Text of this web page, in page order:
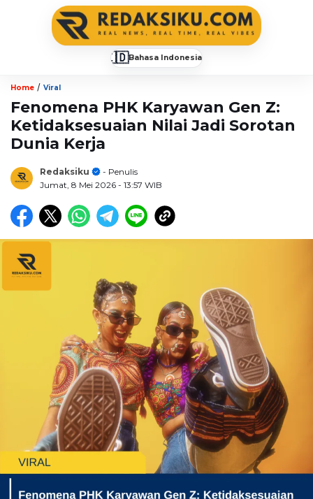
🇮🇩Bahasa Indonesia
Home / Viral
Fenomena PHK Karyawan Gen Z:
Ketidaksesuaian Nilai Jadi Sorotan
Dunia Kerja
Redaksiku
- Penulis
Jumat, 8 Mei 2026 - 13:57 WIB